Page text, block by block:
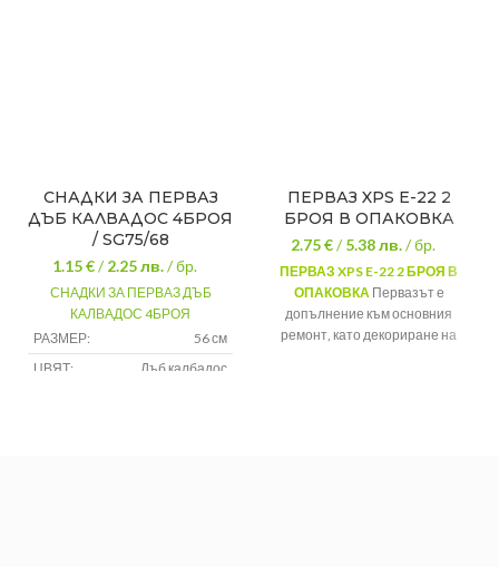
СНАДКИ ЗА ПЕРВАЗ
ДЪБ КАЛВАДОС 4БРОЯ
/ SG75/68
1.15 €/2.25лв./ бр.
СНАДКИ ЗА ПЕРВАЗ ДЪБ
КАЛВАДОС 4БРОЯ
РАЗМЕР:
56 см
ЦВЯТ:
Дъб калбадос
ПЕРВАЗ XPS E-22 2
БРОЯ В ОПАКОВКА
2.75 €/5.38лв./ бр.
ПЕРВАЗ XPS E-22 2 БРОЯ В
ОПАКОВКАПервазът е
допълнение към основния
ремонт, като декориране на